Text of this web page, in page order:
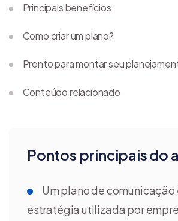
Pontos principais do
Um plano de comunicação
estratégia utilizada por
Principais benefícios
Como criar um plano?
Pronto para montar seu
Conteúdo relacionado